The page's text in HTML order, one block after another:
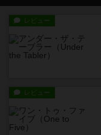
レビュー
レビュー